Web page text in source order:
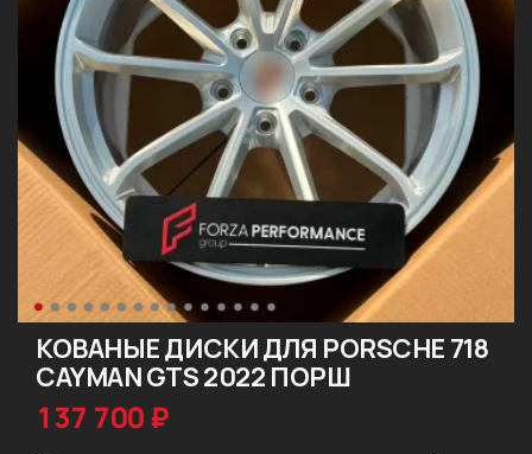
КОВАНЫЕ ДИСКИ ДЛЯ PORSCHE 718
CAYMAN GTS 2022 ПОРШ
137 700 ₽